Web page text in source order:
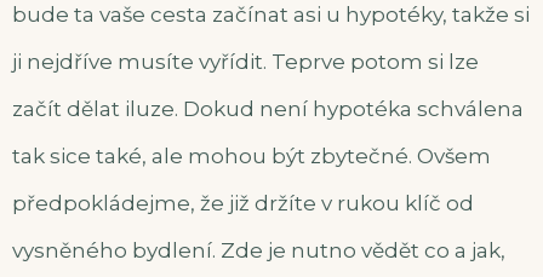
bude ta vaše cesta začínat asi u hypotéky, takže si
ji nejdříve musíte vyřídit. Teprve potom si lze
začít dělat iluze. Dokud není hypotéka schválena
tak sice také, ale mohou být zbytečné. Ovšem
předpokládejme, že již držíte v rukou klíč od
vysněného bydlení. Zde je nutno vědět co a jak,